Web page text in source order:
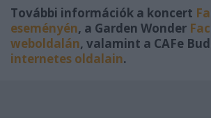
További információk a koncert
eseményén, a Garden Wonder
weboldalán, valamint a CAFe
internetes oldalain.